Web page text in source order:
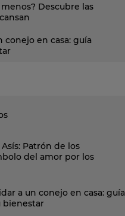
Descubre las
conejo en casa: guía
Patrón de los
del amor por los
a un conejo en casa: guía
bienestar